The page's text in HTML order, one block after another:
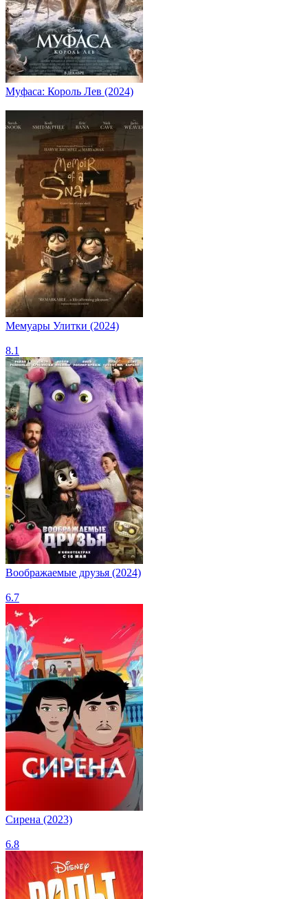
Муфаса: Король Лев (2024)
Мемуары Улитки (2024)
8.1
Воображаемые друзья (2024)
6.7
Сирена (2023)
6.8